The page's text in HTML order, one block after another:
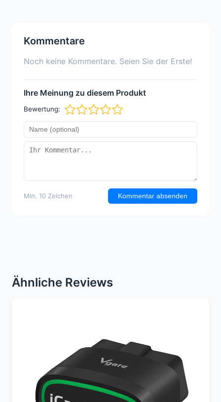
Kommentare
Noch keine Kommentare. Seien Sie der Erste!
Ihre Meinung zu diesem Produkt
Bewertung:
Min. 10 Zeichen Kommentar absenden
Ähnliche Reviews